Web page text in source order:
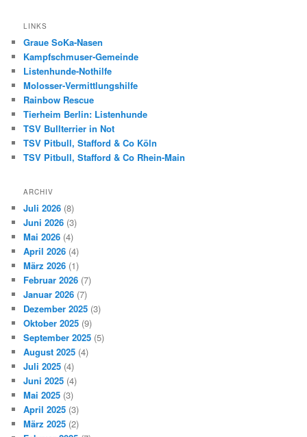
LINKS
Graue SoKa-Nasen
Kampfschmuser-Gemeinde
Listenhunde-Nothilfe
Molosser-Vermittlungshilfe
Rainbow Rescue
Tierheim Berlin: Listenhunde
TSV Bullterrier in Not
TSV Pitbull, Stafford & Co Köln
TSV Pitbull, Stafford & Co Rhein-Main
ARCHIV
Juli 2026 (8)
Juni 2026 (3)
Mai 2026 (4)
April 2026 (4)
März 2026 (1)
Februar 2026 (7)
Januar 2026 (7)
Dezember 2025 (3)
Oktober 2025 (9)
September 2025 (5)
August 2025 (4)
Juli 2025 (4)
Juni 2025 (4)
Mai 2025 (3)
April 2025 (3)
März 2025 (2)